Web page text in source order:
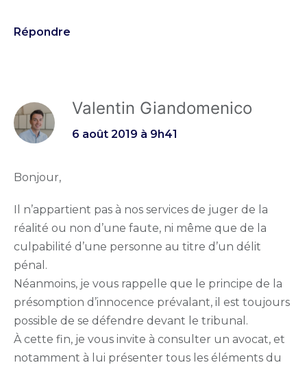
Répondre
Valentin Giandomenico
6 août 2019 à 9h41
Bonjour,
Il n’appartient pas à nos services de juger de la
réalité ou non d’une faute, ni même que de la
culpabilité d’une personne au titre d’un délit
pénal.
Néanmoins, je vous rappelle que le principe de la
présomption d’innocence prévalant, il est toujours
possible de se défendre devant le tribunal.
À cette fin, je vous invite à consulter un avocat, et
notamment à lui présenter tous les éléments du